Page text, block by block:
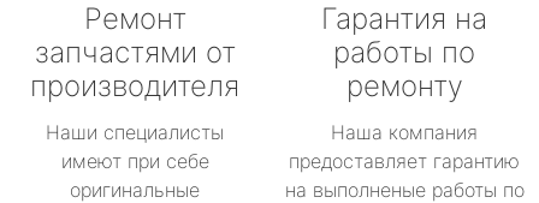
Ремонт
запчастями от
производителя
Наши специалисты
имеют при себе
оригинальные
Гарантия на
работы по
ремонту
Наша компания
предоставляет гарантию
на выполненые работы по